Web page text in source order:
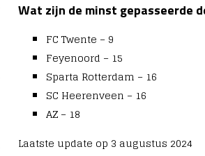
Wat zijn de minst gepasseerde
FC Twente – 9
Feyenoord – 15
Sparta Rotterdam – 16
SC Heerenveen – 16
AZ – 18
Laatste update op 3 augustus 2024